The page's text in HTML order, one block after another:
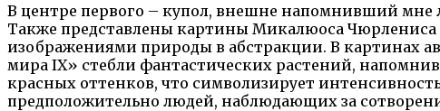
В центре первого – купол, внешне напомнивший
Также представлены картины Микалюоса Чюрлениса
изображениями природы в абстракции. В картинах
мира IX» стебли фантастических растений,
красных оттенков, что символизирует
предположительно людей, наблюдающих за